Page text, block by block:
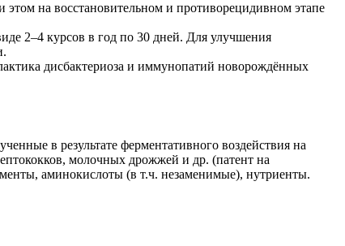
на восстановительном и противорецидивном этапе
2–4 курсов в год по 30 дней. Для улучшения
дисбактериоза и иммунопатий новорождённых
в результате ферментативного воздействия на
молочных дрожжей и др. (патент на
аминокислоты (в т.ч. незаменимые), нутриенты.